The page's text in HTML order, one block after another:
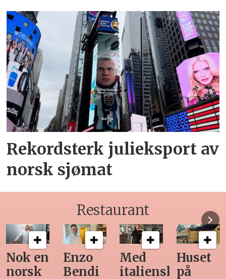
Rekordsterk julieksport av
norsk sjømat
Restaurant
Med
italiensk
Huset
på
Ny
teknologi
Siste
Horeca-